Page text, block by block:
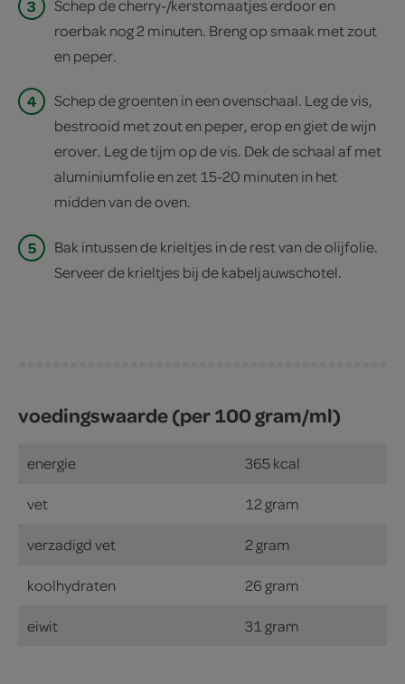
3
Schep de cherry-/kerstomaatjes erdoor en
roerbak nog 2 minuten. Breng op smaak met zout
en peper.
4
Schep de groenten in een ovenschaal. Leg de vis,
bestrooid met zout en peper, erop en giet de wijn
erover. Leg de tijm op de vis. Dek de schaal af met
aluminiumfolie en zet 15-20 minuten in het
midden van de oven.
5
Bak intussen de krieltjes in de rest van de olijfolie.
Serveer de krieltjes bij de kabeljauwschotel.
voedingswaarde (per 100 gram/ml)
energie 365 kcal
vet 12 gram
verzadigd vet 2 gram
koolhydraten 26 gram
eiwit 31 gram